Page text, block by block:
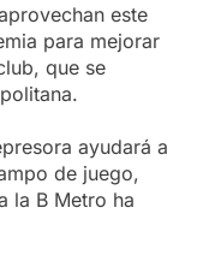
este
para mejorar
que se
ayudará a
de juego,
la B Metro ha